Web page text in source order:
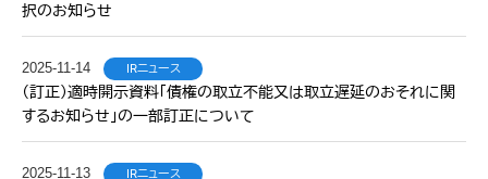
択のお知らせ
2025-11-14 IRニュース
（訂正）適時開示資料「債権の取立不能又は取立遅延のおそれに関
するお知らせ」の一部訂正について
2025-11-13 IRニュース